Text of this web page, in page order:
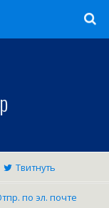
Твитнуть
по эл. почте